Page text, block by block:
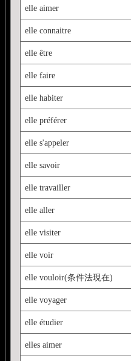
elle aimer
elle connaitre
elle être
elle faire
elle habiter
elle préférer
elle s'appeler
elle savoir
elle travailler
elle aller
elle visiter
elle voir
elle vouloir(条件法現在)
elle voyager
elle étudier
elles aimer